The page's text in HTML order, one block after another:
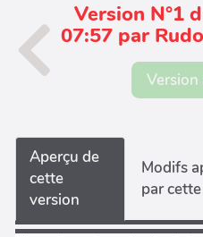
Version N°1
07:57 par
Version
Aperçu de
cette
version
Modifs
par